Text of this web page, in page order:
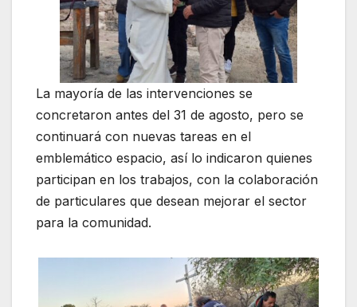
La mayoría de las intervenciones se
concretaron antes del 31 de agosto, pero se
continuará con nuevas tareas en el
emblemático espacio, así lo indicaron quienes
participan en los trabajos, con la colaboración
de particulares que desean mejorar el sector
para la comunidad.